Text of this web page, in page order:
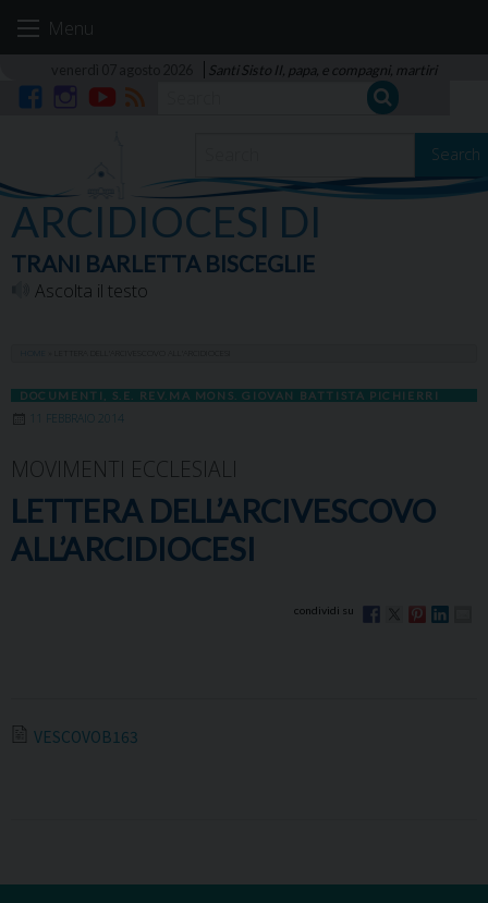
Menu
Santi Sisto II, papa, e compagni, martiri
Search
ARCIDIOCESI DI
TRANI BARLETTA BISCEGLIE
Ascolta il testo
DOCUMENTI S.E. REV.MA MONS. GIOVAN BATTISTA PICHIERRI
11 FEBBRAIO 2014
MOVIMENTI ECCLESIALI
LETTERA DELL’ARCIVESCOVO
ALL’ARCIDIOCESI
VESCOVOB163